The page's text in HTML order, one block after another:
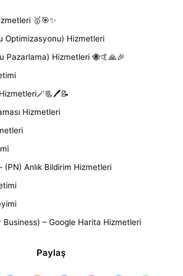
🥇🎯✨
Optimizasyonu) Hizmetleri
Pazarlama) Hizmetleri 🐝🤙🙏🎉
Hizmetleri
(PN) Anlık Bildirim Hizmetleri
– Google Harita Hizmetleri
Paylaş